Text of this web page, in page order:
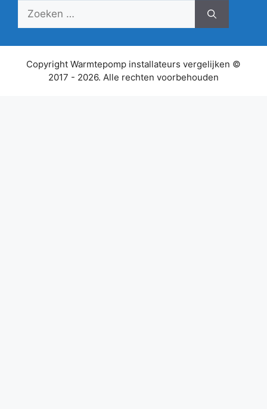
Zoek
Copyright Warmtepomp installateurs vergelijken ©
2017 - 2026. Alle rechten voorbehouden